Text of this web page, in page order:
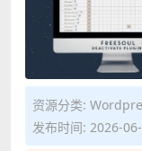
资源分类:
发布时间: 2026-